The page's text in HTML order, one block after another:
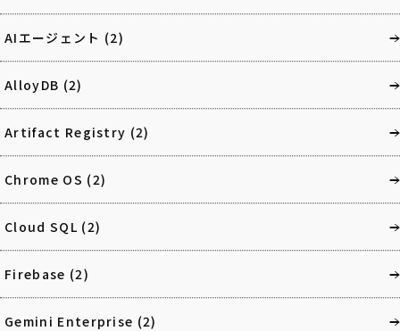
AIエージェント (2)
AlloyDB (2)
Artifact Registry (2)
Chrome OS (2)
Cloud SQL (2)
Firebase (2)
Gemini Enterprise (2)